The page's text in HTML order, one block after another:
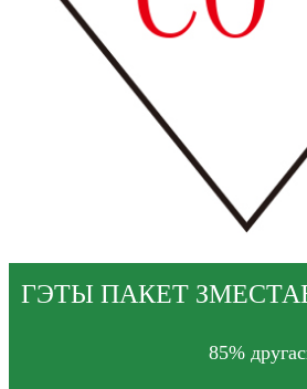
ГЭТЫ ПАКЕТ
85%